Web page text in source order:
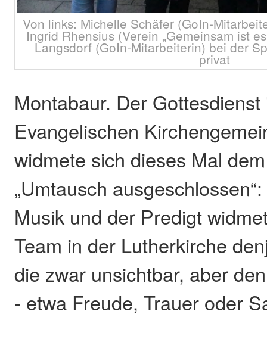
Von links: Michelle Schäfer (GoIn-
Ingrid Rhensius (Verein „Gemeinsam ist
Langsdorf (GoIn-Mitarbeiterin) bei der
privat
Montabaur. Der
Evangelischen
widmete sich dieses Mal
„Umtausch
Musik und der Predigt
Team in der Lutherkirche
die zwar unsichtbar, aber
- etwa Freude, Trauer oder